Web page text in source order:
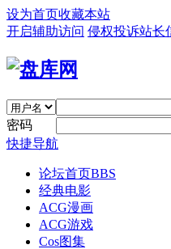
设为首页收藏本站
开启辅助访问 侵权投诉站长
密码
快捷导航
论坛首页BBS
经典电影
ACG漫画
ACG游戏
Cos图集